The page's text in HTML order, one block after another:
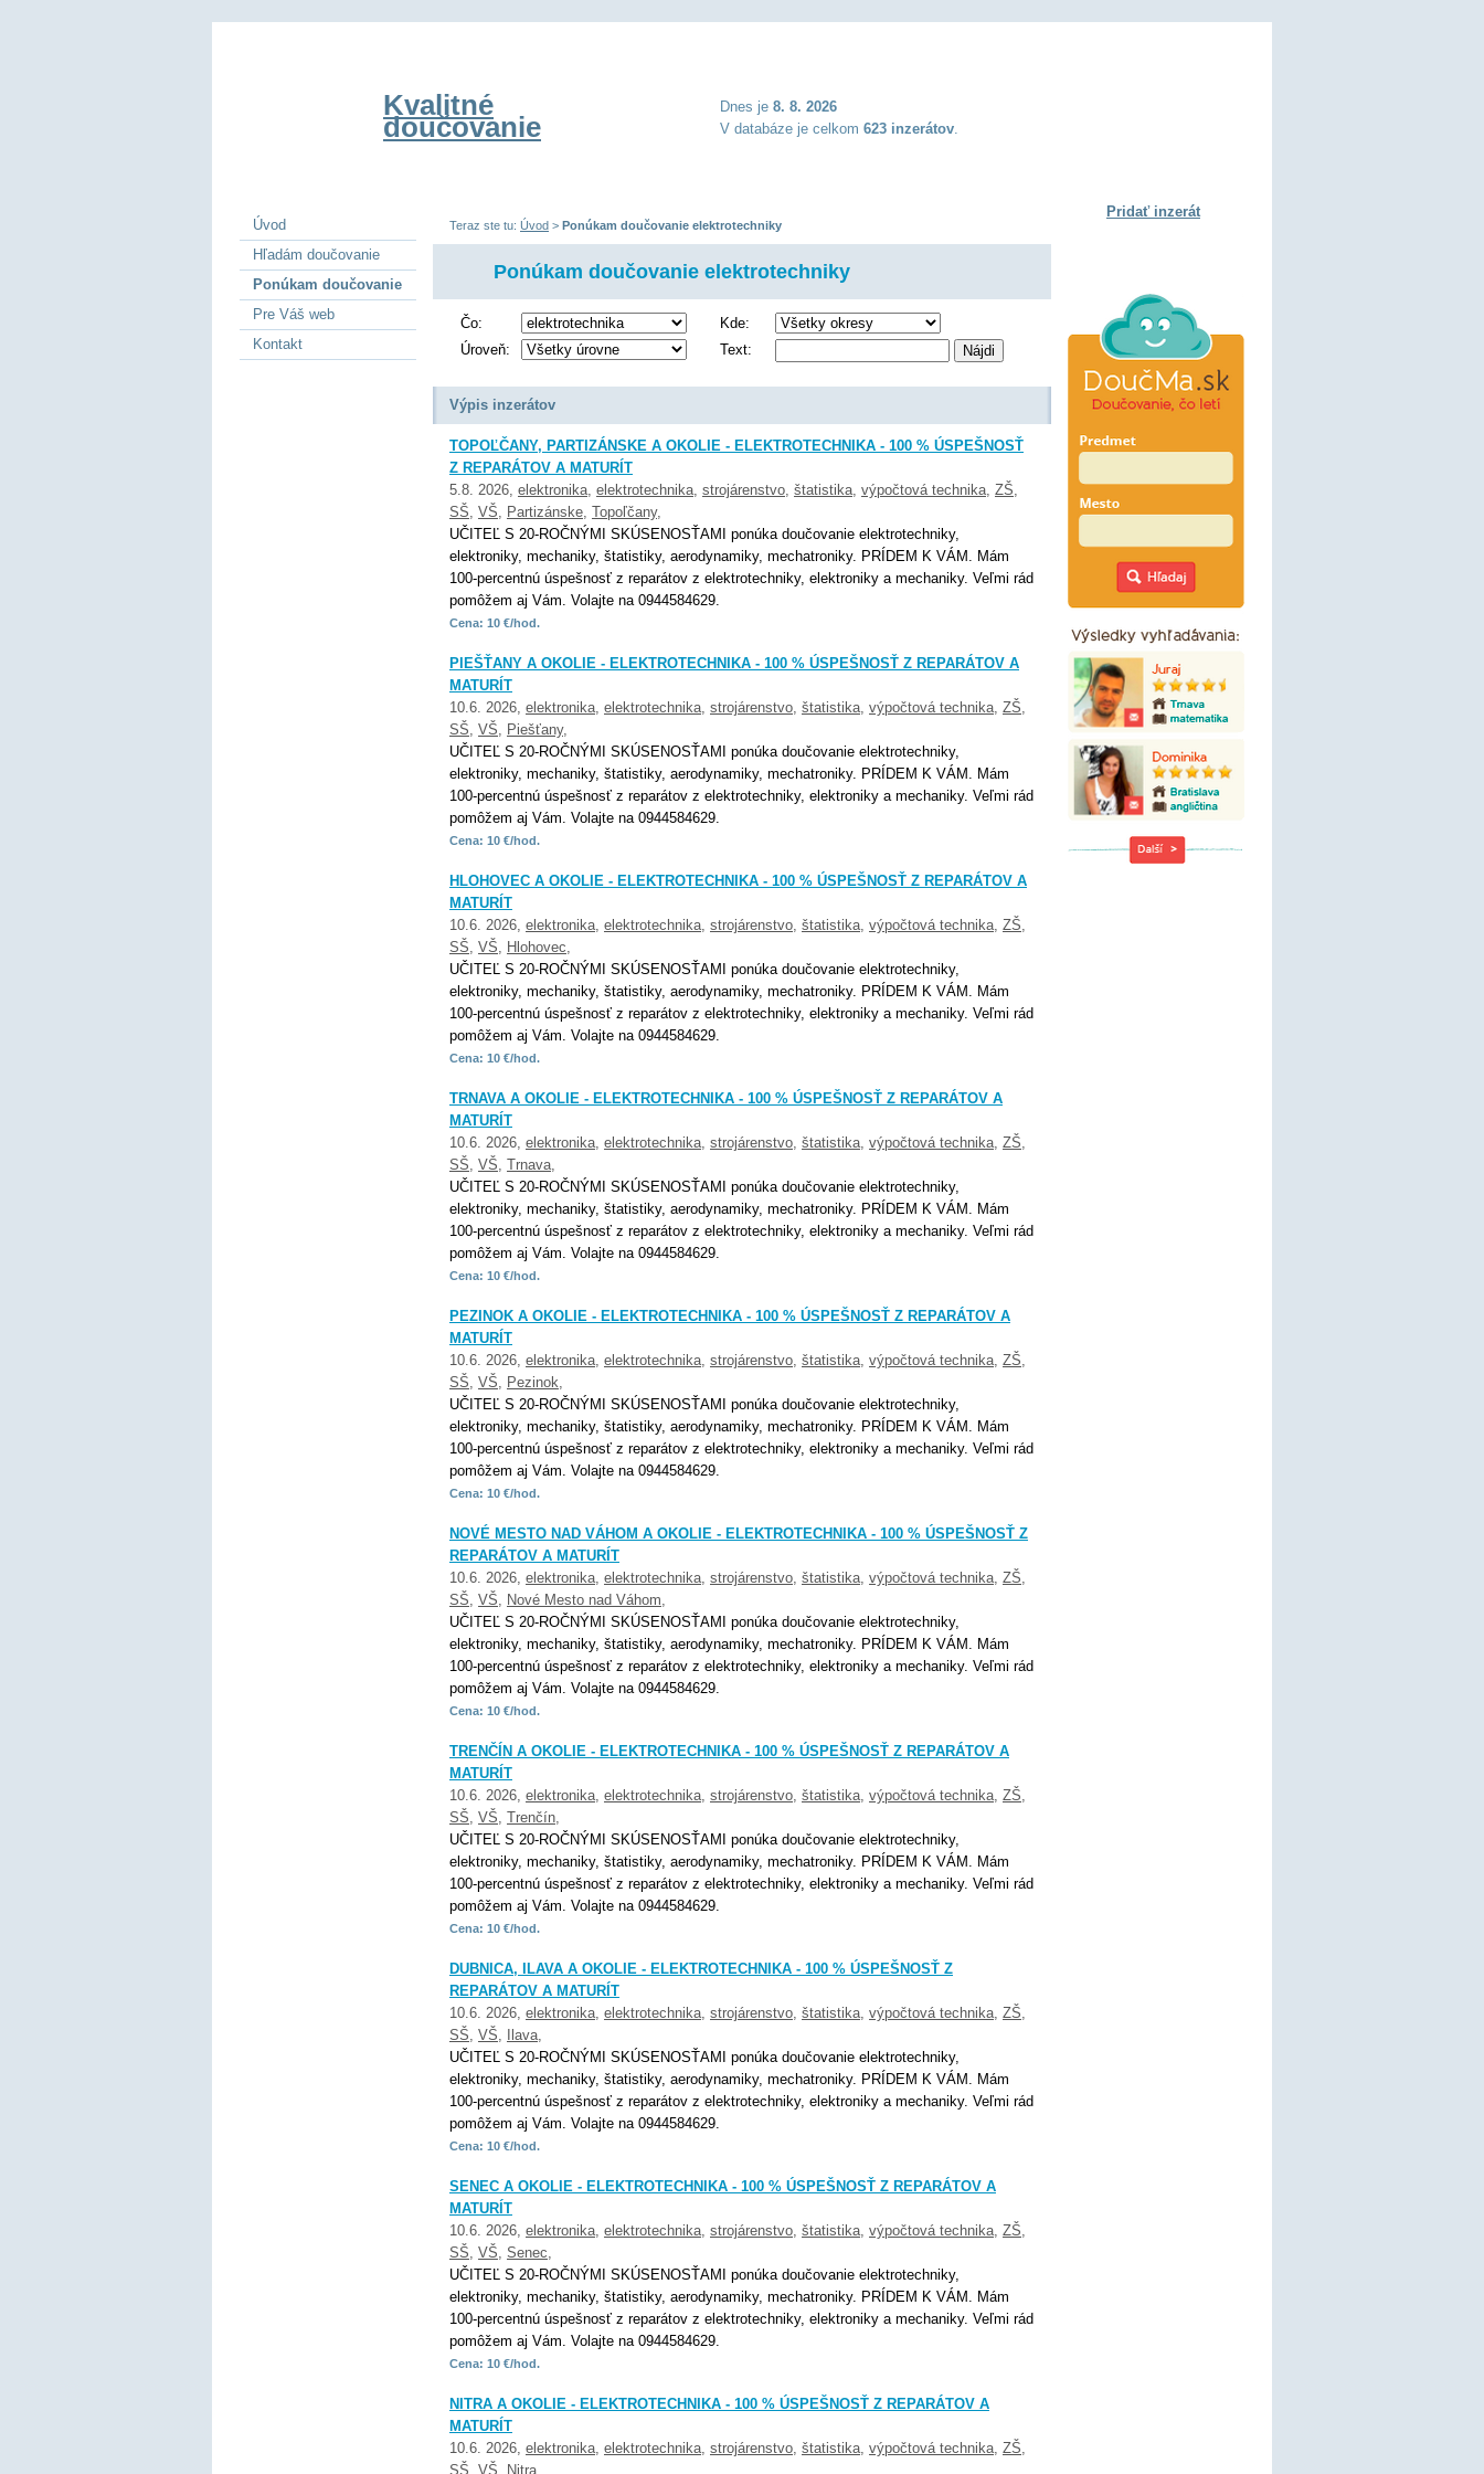
Kvalitné
doučovanie
Dnes je 8. 8. 2026
V databáze je celkom 623 inzerátov.
Teraz ste tu: Úvod > Ponúkam doučovanie elektrotechniky
Ponúkam doučovanie elektrotechniky
Čo:
Kde:
Úroveň:
Text:
Výpis inzerátov
TOPOĽČANY, PARTIZÁNSKE A OKOLIE - ELEKTROTECHNIKA - 100 % ÚSPEŠNOSŤ
Z REPARÁTOV A MATURÍT
5.8. 2026, elektronika, elektrotechnika, strojárenstvo, štatistika, výpočtová technika, ZŠ,
SŠ, VŠ, Partizánske, Topoľčany,
UČITEĽ S 20-ROČNÝMI SKÚSENOSŤAMI ponúka doučovanie elektrotechniky,
elektroniky, mechaniky, štatistiky, aerodynamiky, mechatroniky. PRÍDEM K VÁM. Mám
100-percentnú úspešnosť z reparátov z elektrotechniky, elektroniky a mechaniky. Veľmi rád
pomôžem aj Vám. Volajte na 0944584629.
Cena: 10 €/hod.
PIEŠŤANY A OKOLIE - ELEKTROTECHNIKA - 100 % ÚSPEŠNOSŤ Z REPARÁTOV A
MATURÍT
10.6. 2026, elektronika, elektrotechnika, strojárenstvo, štatistika, výpočtová technika, ZŠ,
SŠ, VŠ, Piešťany,
UČITEĽ S 20-ROČNÝMI SKÚSENOSŤAMI ponúka doučovanie elektrotechniky,
elektroniky, mechaniky, štatistiky, aerodynamiky, mechatroniky. PRÍDEM K VÁM. Mám
100-percentnú úspešnosť z reparátov z elektrotechniky, elektroniky a mechaniky. Veľmi rád
pomôžem aj Vám. Volajte na 0944584629.
Cena: 10 €/hod.
HLOHOVEC A OKOLIE - ELEKTROTECHNIKA - 100 % ÚSPEŠNOSŤ Z REPARÁTOV A
MATURÍT
10.6. 2026, elektronika, elektrotechnika, strojárenstvo, štatistika, výpočtová technika, ZŠ,
SŠ, VŠ, Hlohovec,
UČITEĽ S 20-ROČNÝMI SKÚSENOSŤAMI ponúka doučovanie elektrotechniky,
elektroniky, mechaniky, štatistiky, aerodynamiky, mechatroniky. PRÍDEM K VÁM. Mám
100-percentnú úspešnosť z reparátov z elektrotechniky, elektroniky a mechaniky. Veľmi rád
pomôžem aj Vám. Volajte na 0944584629.
Cena: 10 €/hod.
TRNAVA A OKOLIE - ELEKTROTECHNIKA - 100 % ÚSPEŠNOSŤ Z REPARÁTOV A
MATURÍT
10.6. 2026, elektronika, elektrotechnika, strojárenstvo, štatistika, výpočtová technika, ZŠ,
SŠ, VŠ, Trnava,
UČITEĽ S 20-ROČNÝMI SKÚSENOSŤAMI ponúka doučovanie elektrotechniky,
elektroniky, mechaniky, štatistiky, aerodynamiky, mechatroniky. PRÍDEM K VÁM. Mám
100-percentnú úspešnosť z reparátov z elektrotechniky, elektroniky a mechaniky. Veľmi rád
pomôžem aj Vám. Volajte na 0944584629.
Cena: 10 €/hod.
PEZINOK A OKOLIE - ELEKTROTECHNIKA - 100 % ÚSPEŠNOSŤ Z REPARÁTOV A
MATURÍT
10.6. 2026, elektronika, elektrotechnika, strojárenstvo, štatistika, výpočtová technika, ZŠ,
SŠ, VŠ, Pezinok,
UČITEĽ S 20-ROČNÝMI SKÚSENOSŤAMI ponúka doučovanie elektrotechniky,
elektroniky, mechaniky, štatistiky, aerodynamiky, mechatroniky. PRÍDEM K VÁM. Mám
100-percentnú úspešnosť z reparátov z elektrotechniky, elektroniky a mechaniky. Veľmi rád
pomôžem aj Vám. Volajte na 0944584629.
Cena: 10 €/hod.
NOVÉ MESTO NAD VÁHOM A OKOLIE - ELEKTROTECHNIKA - 100 % ÚSPEŠNOSŤ Z
REPARÁTOV A MATURÍT
10.6. 2026, elektronika, elektrotechnika, strojárenstvo, štatistika, výpočtová technika, ZŠ,
SŠ, VŠ, Nové Mesto nad Váhom,
UČITEĽ S 20-ROČNÝMI SKÚSENOSŤAMI ponúka doučovanie elektrotechniky,
elektroniky, mechaniky, štatistiky, aerodynamiky, mechatroniky. PRÍDEM K VÁM. Mám
100-percentnú úspešnosť z reparátov z elektrotechniky, elektroniky a mechaniky. Veľmi rád
pomôžem aj Vám. Volajte na 0944584629.
Cena: 10 €/hod.
TRENČÍN A OKOLIE - ELEKTROTECHNIKA - 100 % ÚSPEŠNOSŤ Z REPARÁTOV A
MATURÍT
10.6. 2026, elektronika, elektrotechnika, strojárenstvo, štatistika, výpočtová technika, ZŠ,
SŠ, VŠ, Trenčín,
UČITEĽ S 20-ROČNÝMI SKÚSENOSŤAMI ponúka doučovanie elektrotechniky,
elektroniky, mechaniky, štatistiky, aerodynamiky, mechatroniky. PRÍDEM K VÁM. Mám
100-percentnú úspešnosť z reparátov z elektrotechniky, elektroniky a mechaniky. Veľmi rád
pomôžem aj Vám. Volajte na 0944584629.
Cena: 10 €/hod.
DUBNICA, ILAVA A OKOLIE - ELEKTROTECHNIKA - 100 % ÚSPEŠNOSŤ Z
REPARÁTOV A MATURÍT
10.6. 2026, elektronika, elektrotechnika, strojárenstvo, štatistika, výpočtová technika, ZŠ,
SŠ, VŠ, Ilava,
UČITEĽ S 20-ROČNÝMI SKÚSENOSŤAMI ponúka doučovanie elektrotechniky,
elektroniky, mechaniky, štatistiky, aerodynamiky, mechatroniky. PRÍDEM K VÁM. Mám
100-percentnú úspešnosť z reparátov z elektrotechniky, elektroniky a mechaniky. Veľmi rád
pomôžem aj Vám. Volajte na 0944584629.
Cena: 10 €/hod.
SENEC A OKOLIE - ELEKTROTECHNIKA - 100 % ÚSPEŠNOSŤ Z REPARÁTOV A
MATURÍT
10.6. 2026, elektronika, elektrotechnika, strojárenstvo, štatistika, výpočtová technika, ZŠ,
SŠ, VŠ, Senec,
UČITEĽ S 20-ROČNÝMI SKÚSENOSŤAMI ponúka doučovanie elektrotechniky,
elektroniky, mechaniky, štatistiky, aerodynamiky, mechatroniky. PRÍDEM K VÁM. Mám
100-percentnú úspešnosť z reparátov z elektrotechniky, elektroniky a mechaniky. Veľmi rád
pomôžem aj Vám. Volajte na 0944584629.
Cena: 10 €/hod.
NITRA A OKOLIE - ELEKTROTECHNIKA - 100 % ÚSPEŠNOSŤ Z REPARÁTOV A
MATURÍT
10.6. 2026, elektronika, elektrotechnika, strojárenstvo, štatistika, výpočtová technika, ZŠ,
SŠ VŠ Nitra
Úvod
Hľadám doučovanie
Ponúkam doučovanie
Pre Váš web
Kontakt
Pridať inzerát